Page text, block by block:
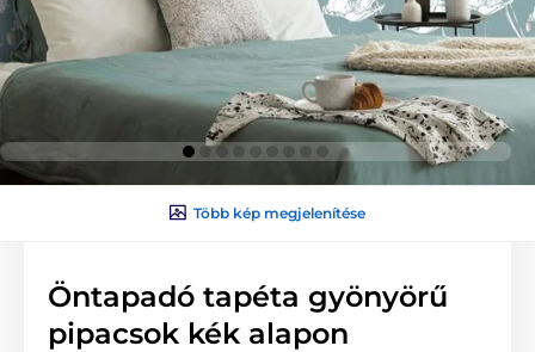
Több kép megjelenítése
Öntapadó tapéta gyönyörű
pipacsok kék alapon